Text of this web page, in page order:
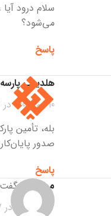
سلام درود
می‌شود؟
پاسخ
هلدینگ پارسه
10 دی 1404 در 8:36 ق.ظ
بله، تأمین
صدور
پاسخ
مرتضوی
7 دی 1404 در 11:37 ق.ظ